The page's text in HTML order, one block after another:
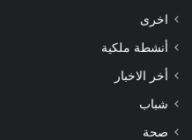
اخرى
أنشطة ملكية
أخر الاخبار
شباب
صحة